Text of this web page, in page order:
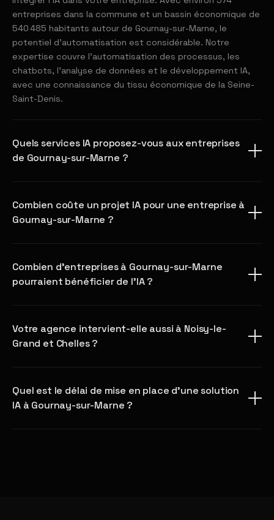
entreprises dans la commune et un bassin économique de
540 485 habitants autour de Gournay-sur-Marne, le
potentiel d'automatisation est considérable. Notre
expertise couvre l'automatisation des processus, les
chatbots, l'analyse de données et le développement IA,
avec une connaissance du tissu économique de la Seine-
Saint-Denis.
Quels services IA proposez-vous aux entreprises
de Gournay-sur-Marne ?
Combien coûte un projet IA pour une entreprise à
Gournay-sur-Marne ?
Combien d'entreprises à Gournay-sur-Marne
pourraient bénéficier de l'IA ?
Votre agence intervient-elle aussi à Noisy-le-
Grand et Chelles ?
Quel est le délai de mise en place d'une solution
IA à Gournay-sur-Marne ?